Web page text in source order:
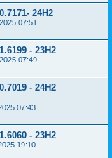
24H2
07:51
- 23H2
07:49
- 24H2
07:43
- 23H2
19:10